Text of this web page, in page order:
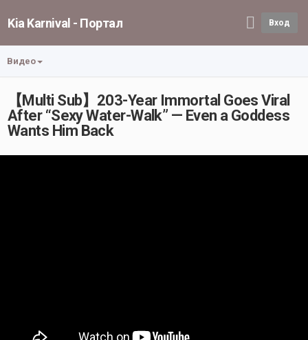
Kia Karnival - Портал Вход
Видео
【Multi Sub】203-Year Immortal Goes Viral
After “Sexy Water-Walk” — Even a Goddess
Wants Him Back